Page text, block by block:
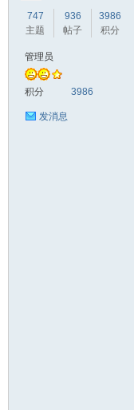
747
主题
936
帖子
3986
积分
管理员
积分 3986
发消息